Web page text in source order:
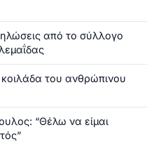
από το σύλλογο
του ανθρώπινου
“Θέλω να είμαι